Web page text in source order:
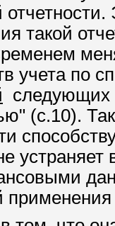
такой
учета по
следующих
(с.10).